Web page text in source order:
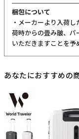
梱包について
・メーカーより入荷
荷時からの畳み皺、パ
いただきますことを予
あなたにおすすめの